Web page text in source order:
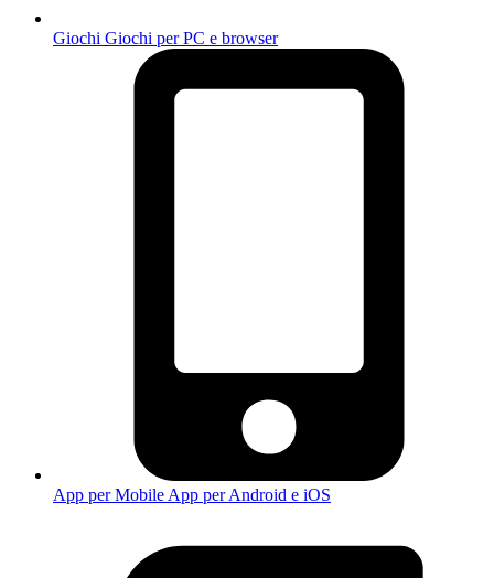
Giochi Giochi per PC e browser
App per Mobile App per Android e iOS